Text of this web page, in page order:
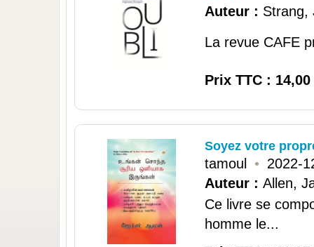
Auteur : Strang,
La revue CAFE
Prix TTC : 14,00
Soyez votre
tamoul • 2022-
Auteur : Allen,
Ce livre se
homme le...